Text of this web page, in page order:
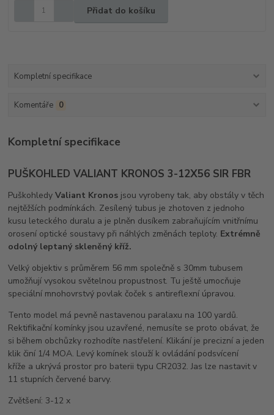
Přidat do košíku
Kompletní specifikace
Komentáře 0
Kompletní specifikace
PUŠKOHLED VALIANT KRONOS 3-12X56 SIR FBR
PuškohledyValiant Kronos jsou vyrobeny tak, aby obstály v těch
nejtěžších podmínkách. Zesílený tubus je zhotoven z jednoho
kusu leteckého duralu a je plněn dusíkem zabraňujícím vnitřnímu
orosení optické soustavy při náhlých změnách teploty. Extrémně
odolný leptaný skleněný kříž.
Velký objektiv s průměrem 56 mm společně s 30mm tubusem
umožňují vysokou světelnou propustnost. Tu ještě umocňuje
speciální mnohovrstvý povlak čoček s antireflexní úpravou.
Tento model má pevně nastavenou paralaxu na 100 yardů.
Rektifikační komínky jsou uzavřené, nemusíte se proto obávat, že
si během obchůzky rozhodíte nastřelení. Klikání je precizní a jeden
klik činí 1/4 MOA. Levý komínek slouží k ovládání podsvícení
kříže a ukrývá prostor pro baterii typu CR2032. Jas lze nastavit v
11 stupních červené barvy.
Zvětšení: 3-12 x